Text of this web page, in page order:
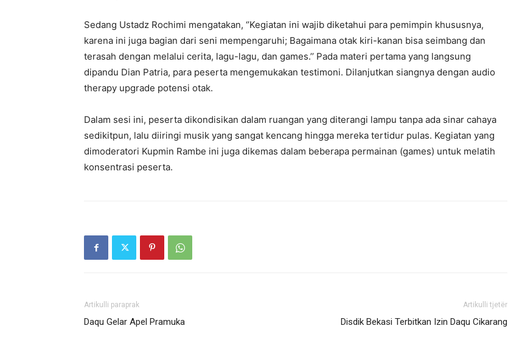
Sedang Ustadz Rochimi mengatakan, ‘’Kegiatan ini wajib diketahui para pemimpin khususnya,
karena ini juga bagian dari seni mempengaruhi; Bagaimana otak kiri-kanan bisa seimbang dan
terasah dengan melalui cerita, lagu-lagu, dan games.’’ Pada materi pertama yang langsung
dipandu Dian Patria, para peserta mengemukakan testimoni. Dilanjutkan siangnya dengan audio
therapy upgrade potensi otak.
Dalam sesi ini, peserta dikondisikan dalam ruangan yang diterangi lampu tanpa ada sinar cahaya
sedikitpun, lalu diiringi musik yang sangat kencang hingga mereka tertidur pulas. Kegiatan yang
dimoderatori Kupmin Rambe ini juga dikemas dalam beberapa permainan (games) untuk melatih
konsentrasi peserta.
Artikulli paraprak
Daqu Gelar Apel Pramuka
Artikulli tjetër
Disdik Bekasi Terbitkan Izin Daqu Cikarang